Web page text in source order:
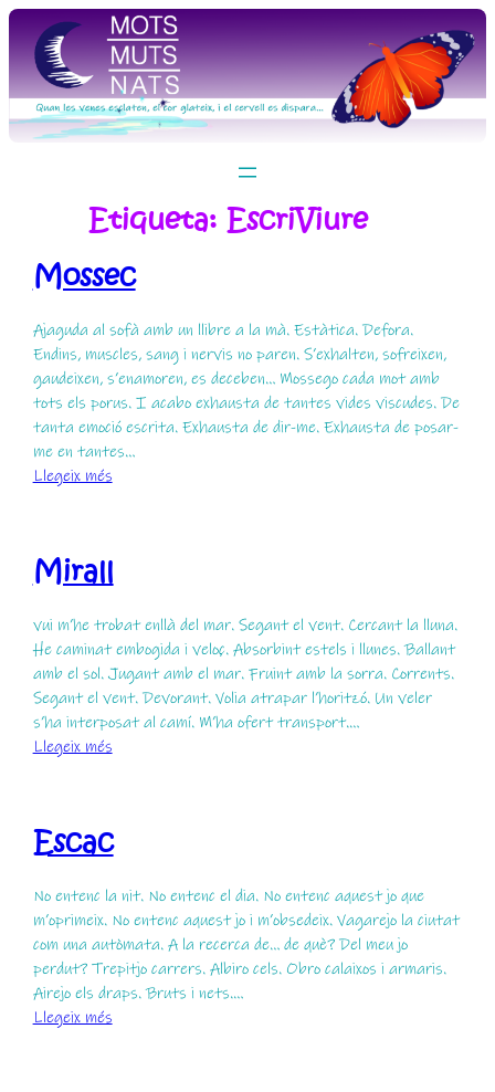
Vés
al
contingut
Etiqueta: EscriViure
Mossec
Ajaguda al sofà amb un llibre a la mà. Estàtica. Defora.
Endins, muscles, sang i nervis no paren. S’exhalten, sofreixen,
gaudeixen, s’enamoren, es deceben… Mossego cada mot amb
tots els porus. I acabo exhausta de tantes vides viscudes. De
tanta emoció escrita. Exhausta de dir-me. Exhausta de posar-
me en tantes…
Llegeix més:
Mirall
vui m’he trobat enllà del mar. Segant el vent. Cercant la lluna.
He caminat embogida i veloç. Absorbint estels i llunes. Ballant
amb el sol. Jugant amb el mar. Fruint amb la sorra. Corrents.
Segant el vent. Devorant. Volia atrapar l’horitzó. Un veler
s’ha interposat al camí. M’ha ofert transport.…
Llegeix més:
Escac
No entenc la nit. No entenc el dia. No entenc aquest jo que
m’oprimeix. No entenc aquest jo i m’obsedeix. Vagarejo la ciutat
com una autòmata. A la recerca de… de què? Del meu jo
perdut? Trepitjo carrers. Albiro cels. Obro calaixos i armaris.
Airejo els draps. Bruts i nets.…
Llegeix més: